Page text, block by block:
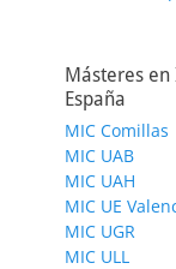
Másteres
España
MIC Comillas
MIC UAB
MIC UAH
MIC UE
MIC UGR
MIC ULL